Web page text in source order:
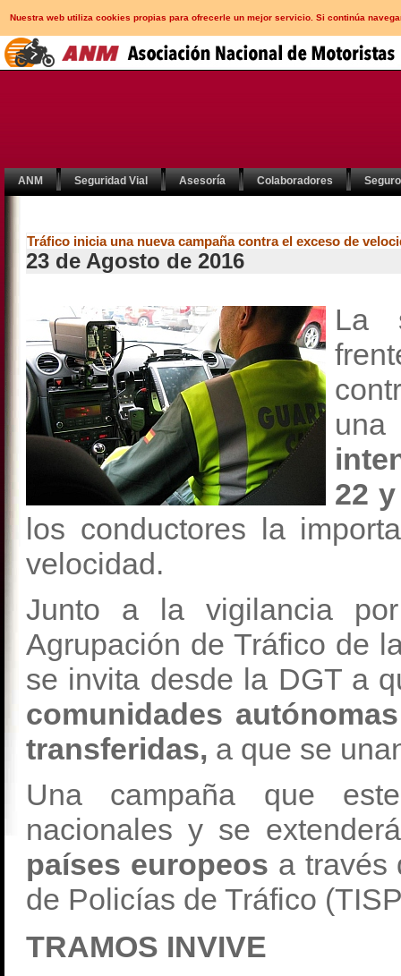
Nuestra web utiliza cookies propias para ofrecerle un mejor servicio. Si continúa
ANM Seguridad Vial Asesoría Colaboradores
Tráfico inicia una nueva campaña contra el exceso de
23 de Agosto de 2016
La
una
22
los conductores la
velocidad.
Junto a la vigilancia
Agrupación de Tráfico de
se invita desde la DGT a
comunidades
transferidas, a que se
Una campaña que
nacionales y se
países europeos a través
de Policías de Tráfico
TRAMOS INVIVE